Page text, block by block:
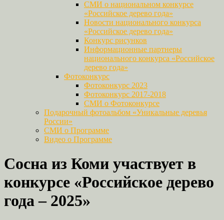
СМИ о национальном конкурсе
«Российское дерево года»
Новости национального конкурса
«Российское дерево года»
Конкурс рисунков
Информационные партнеры
национального конкурса «Российское
дерево года»
Фотоконкурс
Фотоконкурс 2023
Фотоконкурс 2017-2018
СМИ о Фотоконкурсе
Подарочный фотоальбом «Уникальные деревья
России»
СМИ о Программе
Видео о Программе
Сосна из Коми участвует в
конкурсе «Российское дерево
года – 2025»